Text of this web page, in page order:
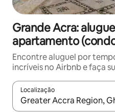
Grande Acra:
apartamento
Encontre aluguel por
incríveis no Airbnb e faça
Localização
Quando os resultados